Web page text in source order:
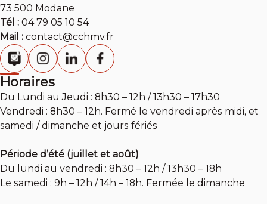
73 500 Modane
Tél : 04 79 05 10 54
Mail : contact@cchmv.fr
Horaires
Du Lundi au Jeudi : 8h30 – 12h / 13h30 – 17h30
Vendredi : 8h30 – 12h. Fermé le vendredi après midi, et
samedi / dimanche et jours fériés
Période d’été (juillet et août)
Du lundi au vendredi : 8h30 – 12h / 13h30 – 18h
Le samedi : 9h – 12h / 14h – 18h. Fermée le dimanche